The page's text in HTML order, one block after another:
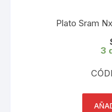
Plato Sram
3